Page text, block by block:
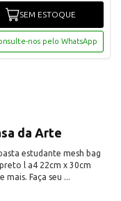
SEM ESTOQUE
nos pelo WhatsApp
da Arte
estudante mesh bag
l a4 22cm x 30cm
Faça seu ...